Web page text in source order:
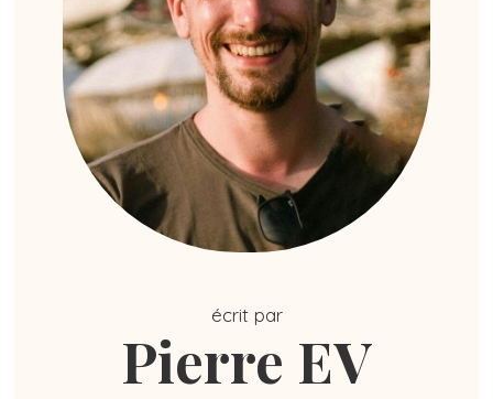
écrit par
Pierre EV